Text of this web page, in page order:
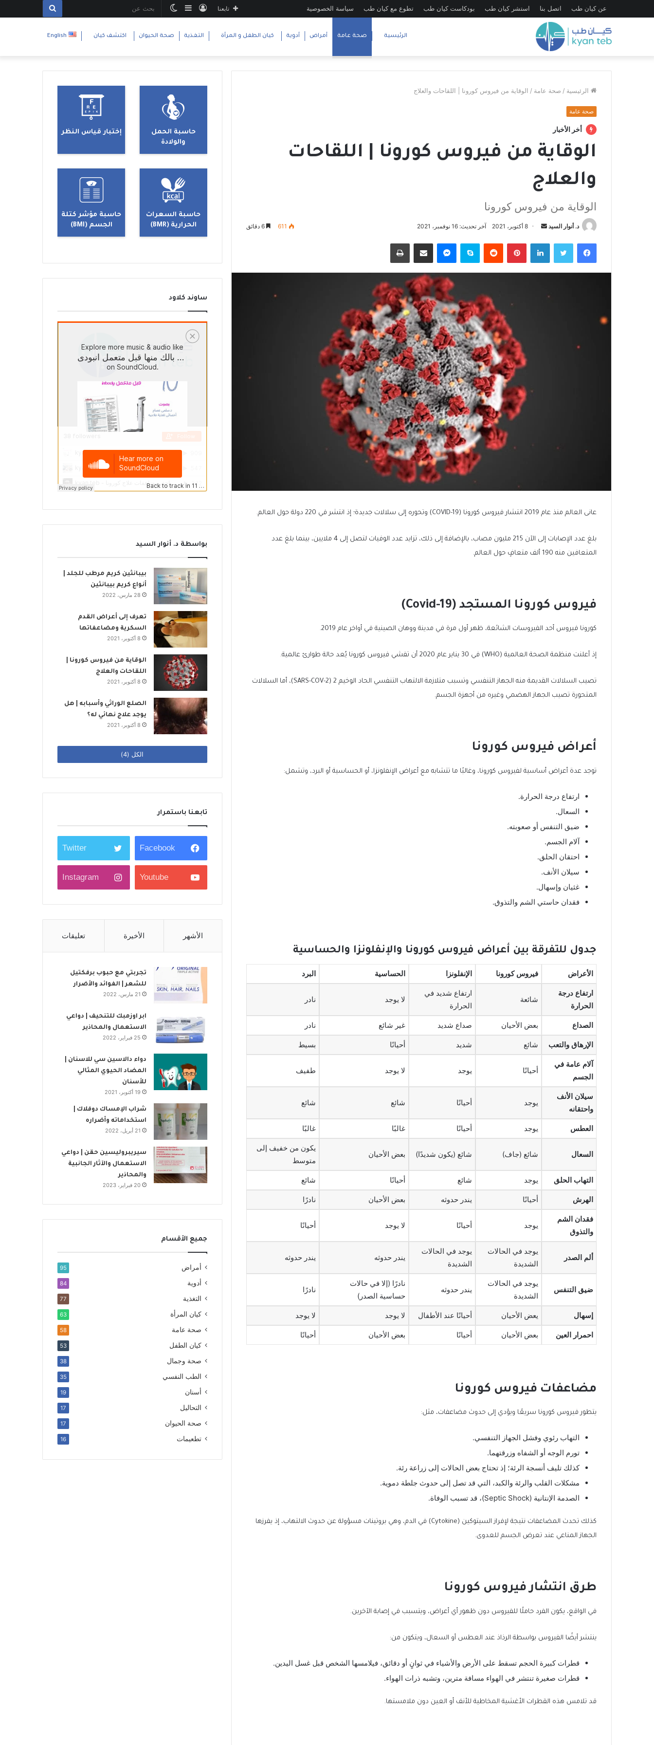
عن كيان طب اتصل بنا استشر كيان طب بودكاست كيان طب تطوع مع كيان طب سياسة الخصوصية
الوضع إضافة
جانبي
تسجيل
تابعنا
الرئيسية صحة عامة أمراض أدوية كيان الطفل و المرأة التغذية صحة الحيوان اكتشف كيان English
الرئيسية / صحة عامة / الوقاية من فيروس كورونا | اللقاحات والعلاج
صحة عامة
أخر الأخبار
الوقاية من فيروس كورونا | اللقاحات
والعلاج
الوقاية من فيروس كورونا
د. أنوار السيد
س
ل
ب
8 أكتوبر، 2021 آخر تحديث: 16 نوفمبر، 2021 611
فيسبوك لينكدإن بينتيريست سكايب
عانى العالم منذ عام 2019 انتشار فيروس كورونا (COVID-19) وتحوره إلى سلالات جديدة؛ إذ انتشر في 220 دولة حول العالم.
بلغ عدد الإصابات إلى الآن 215 مليون مصاب، بالإضافة إلى ذلك، تزايد عدد الوفيات لتصل إلى 4 ملايين، بينما بلغ عدد
المتعافين منه 190 ألف متعافٍ حول العالم.
فيروس كورونا المستجد (Covid-19)
كورونا فيروس أحد الفيروسات الشائعة، ظهر أول مرة في مدينة ووهان الصينية في أواخر عام 2019.
إذ أعلنت منظمة الصحة العالمية (WHO) في 30 يناير عام 2020 أن تفشي فيروس كورونا يُعد حالة طوارئ عالمية.
تصيب السلالات القديمة منه الجهاز التنفسي وتسبب متلازمة الالتهاب التنفسي الحاد الوخيم 2 (SARS-COV-2)، أما السلالات
المتحورة تصيب الجهاز الهضمي وغيره من أجهزة الجسم.
أعراض فيروس كورونا
توجد عدة أعراض أساسية لفيروس كورونا، وغالبًا ما تتشابه مع أعراض الإنفلونزا، أو الحساسية أو البرد، وتشمل:
ارتفاع درجة الحرارة.
السعال.
ضيق التنفس أو صعوبته.
آلام الجسم.
احتقان الحلق.
سيلان الأنف.
غثيان وإسهال.
فقدان حاستي الشم والتذوق.
جدول للتفرقة بين أعراض فيروس كورونا والإنفلونزا والحساسية
الأعراض فيروس كورونا الإنفلونزا الحساسية البرد
ارتفاع درجة
الحرارة
شائعة
ارتفاع شديد في
الحرارة
لا يوجد نادر
الصداع بعض الأحيان صداع شديد غير شائع نادر
الإرهاق والتعب شائع شديد أحيانًا بسيط
آلام عامة في
الجسم
أحيانًا يوجد لا يوجد طفيف
سيلان الأنف
واحتقانه
يوجد أحيانًا شائع شائع
العطس يوجد أحيانًا غالبًا غالبًا
السعال شائع (جاف) شائع (يكون شديدًا) بعض الأحيان
يكون من خفيف إلى
متوسط
التهاب الحلق يوجد شائع أحيانًا شائع
الهرش أحيانًا يندر حدوثه بعض الأحيان نادرًا
فقدان الشم
والتذوق
يوجد أحيانًا لا يوجد أحيانًا
ألم الصدر
يوجد في الحالات
الشديدة
يوجد في الحالات
الشديدة
يندر حدوثه يندر حدوثه
ضيق التنفس
يوجد في الحالات
الشديدة
يندر حدوثه
نادرًا (إلا في حالات
حساسية الصدر)
نادرًا
إسهال يعض الأحيان أحيانًا عند الأطفال لا يوجد لا يوجد
احمرار العين بعض الأحيان أحيانًا بعض الأحيان أحيانًا
مضاعفات فيروس كورونا
يتطور فيروس كورونا سريعًا ويؤدي إلى حدوث مضاعفات، مثل:
التهاب رئوي وفشل الجهاز التنفسي.
تورم الوجه أو الشفاه وزرقتهما.
كذلك تليف أنسجة الرئة؛ إذ تحتاج بعض الحالات إلى زراعة رئة.
مشكلات القلب والرئة والكبد، التي قد تصل إلى حدوث جلطة دموية.
الصدمة الإنتانية (Septic Shock)، قد تسبب الوفاة.
كذلك تحدث المضاعفات نتيجة لإفراز السيتوكين (Cytokine) في الدم، وهي بروتينات مسؤولة عن حدوث الالتهاب، إذ يفرزها
الجهاز المناعي عند تعرض الجسم للعدوى.
طرق انتشار فيروس كورونا
في الواقع، يكون الفرد حاملًا للفيروس دون ظهور أي أعراض، ويتسبب في إصابة الآخرين.
ينتشر أيضًا الفيروس بواسطة الرذاذ عند العطس أو السعال، ويتكون من:
قطرات كبيرة الحجم تسقط على الأرض والأشياء في ثوانٍ أو دقائق، فيلامسها الشخص قبل غسل اليدين.
قطرات صغيرة تنتشر في الهواء مسافة مترين، وتشبه ذرات الهواء.
قد تلامس هذه القطرات الأغشية المخاطية للأنف أو العين دون ملامستها.
حاسبة الحمل
والولادة
إختبار قياس النظر
حاسبة السعرات
الحرارية (BMR)
حاسبة مؤشر كتلة
الجسم (BMI)
ساوند كلاود
بواسطة د. أنوار السيد
بيبانثين كريم مرطب للجلد |
أنواع كريم بيبانثين
28 مارس، 2022
تعرف إلى أعراض القدم
السكرية ومضاعفاتها
8 أكتوبر، 2021
الوقاية من فيروس كورونا |
اللقاحات والعلاج
8 أكتوبر، 2021
الصلع الوراثي وأسبابه | هل
يوجد علاج نهائي له؟
8 أكتوبر، 2021
الكل (4)
تابعنا باستمرار
Facebook
Twitter
Youtube
Instagram
الأشهر الأخيرة تعليقات
تجربتي مع حبوب برفكتيل
للشعر | الفوائد والأضرار
21 مارس، 2022
ابر اوزمبك للتنحيف | دواعي
الاستعمال والمحاذير
25 فبراير، 2022
دواء دالاسين سي للاسنان |
المضاد الحيوي المثالي
للأسنان
19 أكتوبر، 2021
شراب الإمساك دوفلاك |
استخداماته وأضراره
21 أبريل، 2022
سيريبروليسين حقن | دواعي
الاستعمال والآثار الجانبية
والمحاذير
20 فبراير، 2023
جميع الأقسام
أمراض 95
أدوية 84
التغذية 77
كيان المرأة 63
صحة عامة 58
كيان الطفل 53
صحة وجمال 38
الطب النفسي 35
أسنان 19
التحاليل 17
صحة الحيوان 17
تطعيمات 16